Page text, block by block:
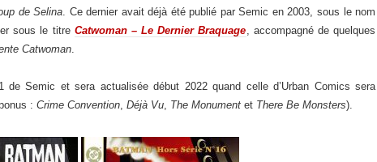
de Selina. Ce dernier avait déjà été publié par Semic en 2003, sous le nom
sous le titre Catwoman – Le Dernier Braquage, accompagné de quelques
Catwoman.
de Semic et sera actualisée début 2022 quand celle d’Urban Comics sera
: Crime Convention, Déjà Vu, The Monument et There Be Monsters).